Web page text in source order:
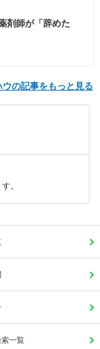
剤師が「辞めた
の記事をもっと見る
。
索一覧